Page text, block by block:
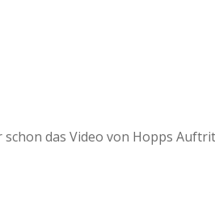
das Video von Hopps